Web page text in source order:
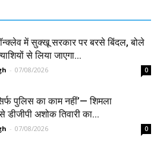
में सुक्खू सरकार पर बरसे बिंदल, बोले
से लिया जाएगा...
- 07/08/2026 0
पुलिस का काम नहीं’— शिमला
डीजीपी अशोक तिवारी का...
- 07/08/2026 0